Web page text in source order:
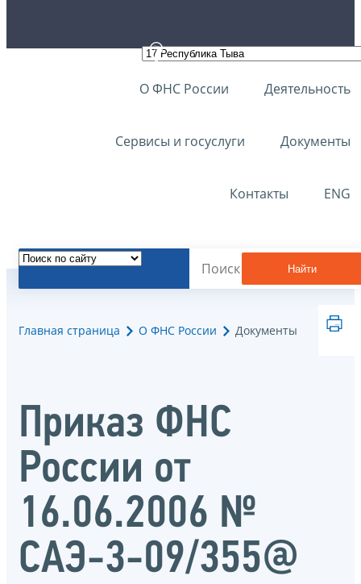
О ФНС России Деятельность
Сервисы и госуслуги Документы
Контакты ENG
Найти
Главная страница О ФНС России Документы
Приказ ФНС
России от
16.06.2006 №
САЭ-3-09/355@